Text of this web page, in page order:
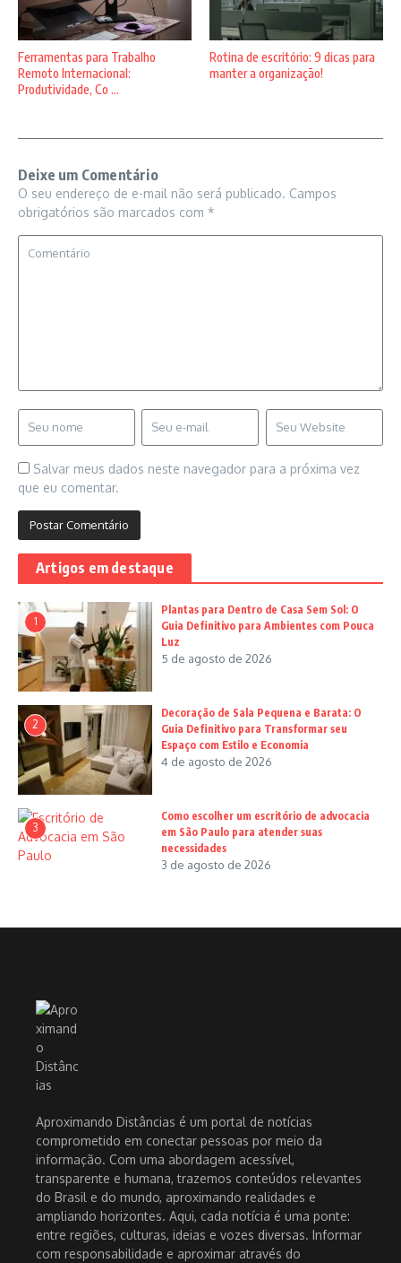
Ferramentas para Trabalho
Remoto Internacional:
Produtividade, Co ...
Rotina de escritório: 9 dicas para
manter a organização!
Deixe um Comentário
O seu endereço de e-mail não será publicado. Campos
obrigatórios são marcados com *
Salvar meus dados neste navegador para a próxima vez
que eu comentar.
Artigos em destaque
1
Plantas para Dentro de Casa Sem Sol: O
Guia Definitivo para Ambientes com Pouca
Luz
5 de agosto de 2026
2
Decoração de Sala Pequena e Barata: O
Guia Definitivo para Transformar seu
Espaço com Estilo e Economia
4 de agosto de 2026
3
Como escolher um escritório de advocacia
em São Paulo para atender suas
necessidades
3 de agosto de 2026
Aproximando Distâncias é um portal de notícias
comprometido em conectar pessoas por meio da
informação. Com uma abordagem acessível,
transparente e humana, trazemos conteúdos relevantes
do Brasil e do mundo, aproximando realidades e
ampliando horizontes. Aqui, cada notícia é uma ponte:
entre regiões, culturas, ideias e vozes diversas. Informar
com responsabilidade e aproximar através do